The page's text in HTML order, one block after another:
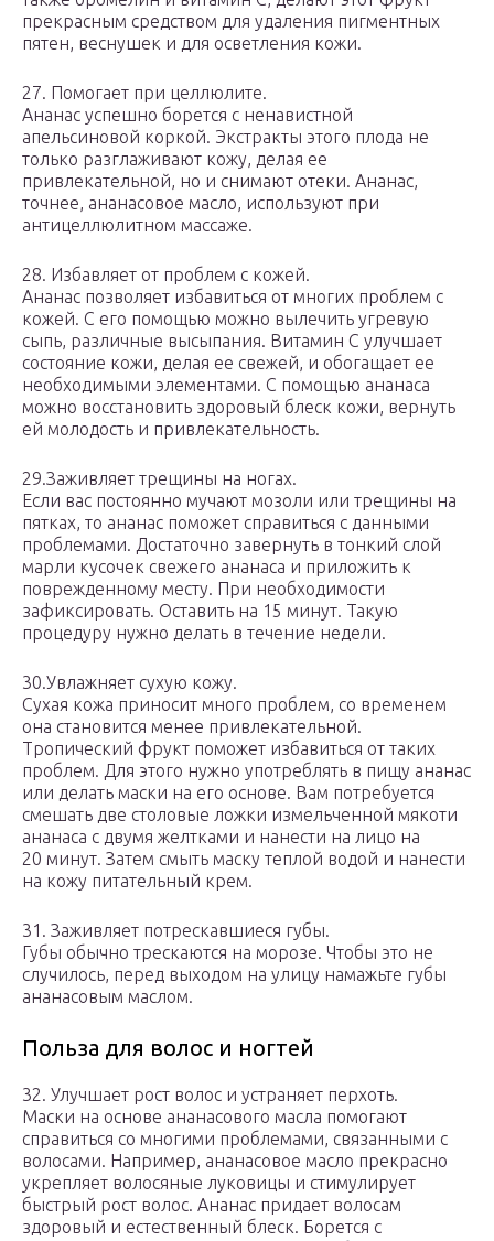
прекрасным средством для удаления пигментных
пятен, веснушек и для осветления кожи.
27. Помогает при целлюлите.
Ананас успешно борется с ненавистной
апельсиновой коркой. Экстракты этого плода не
только разглаживают кожу, делая ее
привлекательной, но и снимают отеки. Ананас,
точнее, ананасовое масло, используют при
антицеллюлитном массаже.
28. Избавляет от проблем с кожей.
Ананас позволяет избавиться от многих проблем с
кожей. С его помощью можно вылечить угревую
сыпь, различные высыпания. Витамин С улучшает
состояние кожи, делая ее свежей, и обогащает ее
необходимыми элементами. С помощью ананаса
можно восстановить здоровый блеск кожи, вернуть
ей молодость и привлекательность.
29.Заживляет трещины на ногах.
Если вас постоянно мучают мозоли или трещины на
пятках, то ананас поможет справиться с данными
проблемами. Достаточно завернуть в тонкий слой
марли кусочек свежего ананаса и приложить к
поврежденному месту. При необходимости
зафиксировать. Оставить на 15 минут. Такую
процедуру нужно делать в течение недели.
30.Увлажняет сухую кожу.
Сухая кожа приносит много проблем, со временем
она становится менее привлекательной.
Тропический фрукт поможет избавиться от таких
проблем. Для этого нужно употреблять в пищу ананас
или делать маски на его основе. Вам потребуется
смешать две столовые ложки измельченной мякоти
ананаса с двумя желтками и нанести на лицо на
20 минут. Затем смыть маску теплой водой и нанести
на кожу питательный крем.
31. Заживляет потрескавшиеся губы.
Губы обычно трескаются на морозе. Чтобы это не
случилось, перед выходом на улицу намажьте губы
ананасовым маслом.
Польза для волос и ногтей
32. Улучшает рост волос и устраняет перхоть.
Маски на основе ананасового масла помогают
справиться со многими проблемами, связанными с
волосами. Например, ананасовое масло прекрасно
укрепляет волосяные луковицы и стимулирует
быстрый рост волос. Ананас придает волосам
здоровый и естественный блеск. Борется с